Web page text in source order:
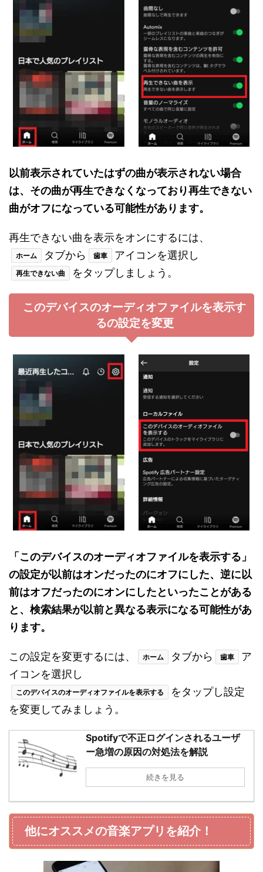
以前表示されていたはずの曲が表示されない場合
は、その曲が再生できなくなっており再生できない
曲がオフになっている可能性があります。
再生できない曲を表示をオンにするには、
ホーム タブから 歯車 アイコンを選択し
再生できない曲 をタップしましょう。
このデバイスのオーディオファイルを表示す
るの設定を変更
「このデバイスのオーディオファイルを表示する」
の設定が以前はオンだったのにオフにした、逆に以
前はオフだったのにオンにしたといったことがある
と、検索結果が以前と異なる表示になる可能性があ
ります。
この設定を変更するには、 ホーム タブから 歯車
ア
イコンを選択し
このデバイスのオーディオファイルを表示する
をタップし設定
を変更してみましょう。
Spotifyで不正ログインされるユーザ
ー急増の原因の対処法を解説
続きを見る
他にオススメの音楽アプリを紹介！